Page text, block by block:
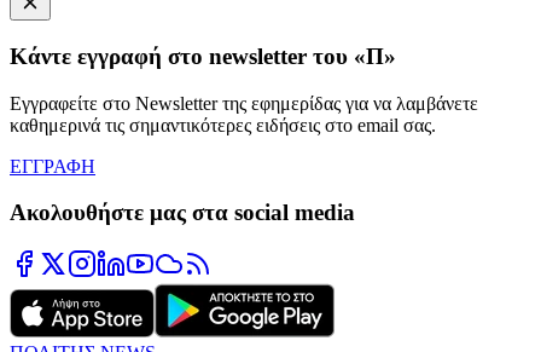
Κάντε εγγραφή στο newsletter του «Π»
Εγγραφείτε στο Newsletter της εφημερίδας για να λαμβάνετε
καθημερινά τις σημαντικότερες ειδήσεις στο email σας.
ΕΓΓΡΑΦΗ
Ακολουθήστε μας στα social media